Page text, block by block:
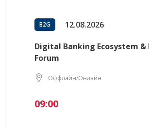
B2G 12.08.2026
Digital Banking Ecosystem &
Forum
Оффлайн/Онлайн
09:00